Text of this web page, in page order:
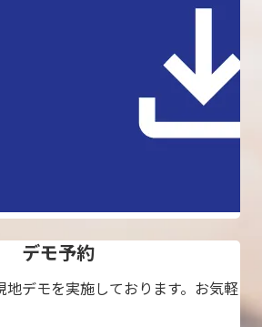
デモ予約
地デモを実施しております。お気軽